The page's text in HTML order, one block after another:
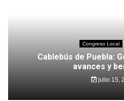
Congreso Local
Cablebús de Puebla:
avances y
julio 15,